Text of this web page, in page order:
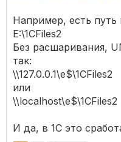
Например, есть путь
E:\1CFiles2
Без расшаривания,
так:
\\127.0.0.1\e$\1CFiles2
или
\\localhost\e$\1CFiles2
И да, в 1С это